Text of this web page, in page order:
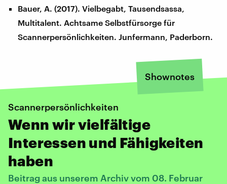
Bauer, A. (2017). Vielbegabt, Tausendsassa,
Multitalent. Achtsame Selbstfürsorge für
Scannerpersönlichkeiten. Junfermann, Paderborn.
Shownotes
Scannerpersönlichkeiten
Wenn wir vielfältige
Interessen und Fähigkeiten
haben
Beitrag aus unserem Archiv vom 08. Februar